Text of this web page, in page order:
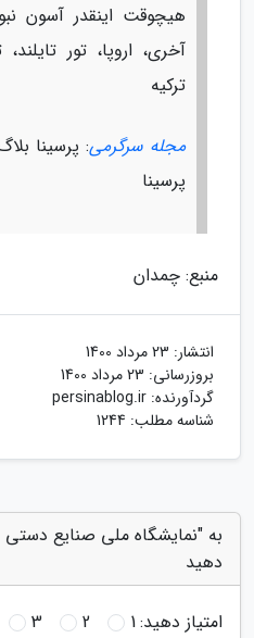
هیچوقت اینقدر آسون
آخری، اروپا، تور
ترکیه
مجله سرگرمی: پرسینا
پرسینا
منبع: چمدان
انتشار: 23 مرداد 1400
بروزرسانی: 23 مرداد 1400
گردآورنده: persinablog.ir
شناسه مطلب: 1244
به "نمایشگاه ملی صنایع دستی
دهید
امتیاز دهید:1
2
3